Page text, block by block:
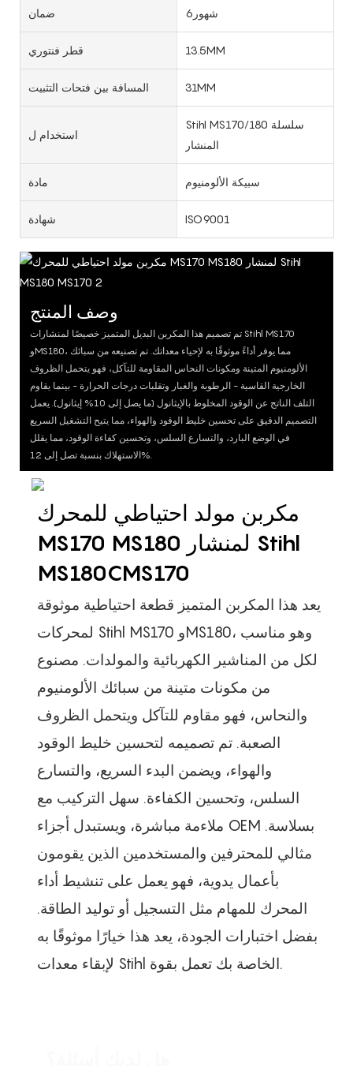
ضمان شهور6
قطر فنتوري 13.5MM
المسافة بين فتحات التثبيت 31MM
استخدام ل
Stihl MS170/180 سلسلة
المنشار
مادة سبيكة الألومنيوم
شهادة ISO9001
وصف المنتج
تم تصميم هذا المكربن البديل المتميز خصيصًا لمنشارات Stihl MS170
وMS180، مما يوفر أداءً موثوقًا به لإحياء معداتك. تم تصنيعه من سبائك
الألومنيوم المتينة ومكونات النحاس المقاومة للتآكل، فهو يتحمل الظروف
الخارجية القاسية - الرطوبة والغبار وتقلبات درجات الحرارة - بينما يقاوم
التلف الناتج عن الوقود المخلوط بالإيثانول (ما يصل إلى 10% إيثانول). يعمل
التصميم الدقيق على تحسين خليط الوقود والهواء، مما يتيح التشغيل السريع
في الوضع البارد، والتسارع السلس، وتحسين كفاءة الوقود، مما يقلل
الاستهلاك بنسبة تصل إلى 12%.
مكربن مولد احتياطي للمحرك
MS170 MS180 لمنشار Stihl
MS180CMS170
يعد هذا المكربن المتميز قطعة احتياطية موثوقة
لمحركات Stihl MS170 وMS180، وهو مناسب
لكل من المناشير الكهربائية والمولدات. مصنوع
من مكونات متينة من سبائك الألومنيوم
والنحاس، فهو مقاوم للتآكل ويتحمل الظروف
الصعبة. تم تصميمه لتحسين خليط الوقود
والهواء، ويضمن البدء السريع، والتسارع
السلس، وتحسين الكفاءة. سهل التركيب مع
ملاءمة مباشرة، ويستبدل أجزاء OEM بسلاسة.
مثالي للمحترفين والمستخدمين الذين يقومون
بأعمال يدوية، فهو يعمل على تنشيط أداء
المحرك للمهام مثل التسجيل أو توليد الطاقة.
بفضل اختبارات الجودة، يعد هذا خيارًا موثوقًا به
لإبقاء معدات Stihl الخاصة بك تعمل بقوة.